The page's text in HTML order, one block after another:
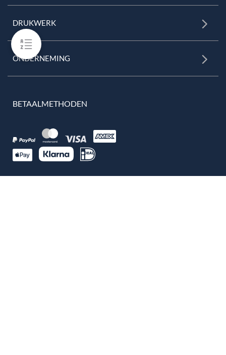
DRUKWERK
ONDERNEMING
BETAALMETHODEN